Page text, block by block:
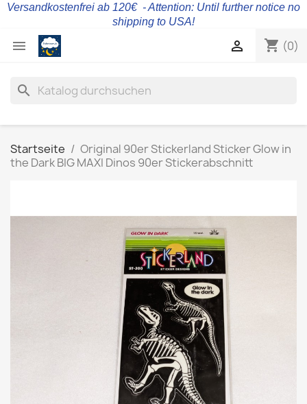
Versandkostenfrei ab 120€ - Attention: Until further notice no
shipping to USA!
 shopping_cart (0)

search
Startseite
Original 90er Stickerland Sticker Glow in
the Dark BIG MAXI Dinos 90er Stickerabschnitt